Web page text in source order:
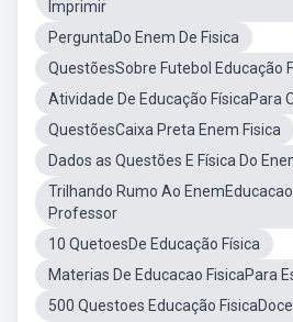
Imprimir
PerguntaDo Enem De Fisica
QuestõesSobre Futebol Educação
Atividade De Educação FísicaPara
QuestõesCaixa Preta Enem Fisica
Dados as Questões E Física Do
Trilhando Rumo Ao
Professor
10 QuetoesDe Educação Física
Materias De Educacao FisicaPara
500 Questoes Educação